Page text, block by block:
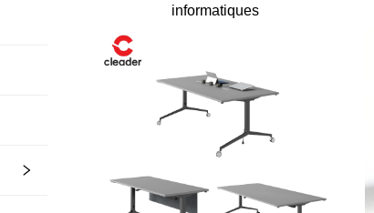
informatiques
Obtenez votre devis personnalisé
Recevez un plan tarifaire personnalisé et une consultation
d'expert adaptée aux besoins de votre entreprise.